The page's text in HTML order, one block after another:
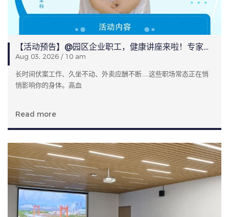
【活动预告】@园区企业职工，健康讲座来啦！专家教你科学应对“四高”
Aug 03, 2026 / 10 am
长时间伏案工作、久坐不动、外卖应酬不断……这些职场常态正在悄
悄影响你的身体。高血
Read more